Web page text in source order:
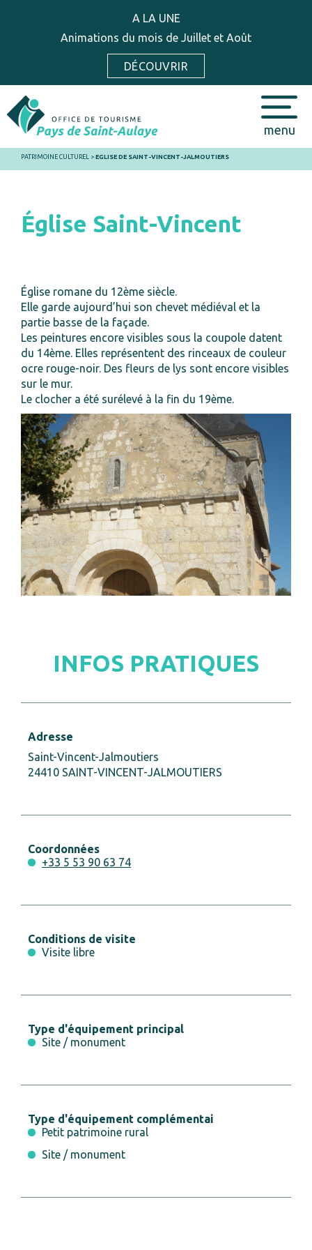
A LA UNE
Animations du mois de Juillet et Août
DÉCOUVRIR
menu
PATRIMOINE CULTUREL > EGLISE DE SAINT-VINCENT-JALMOUTIERS
Église Saint-Vincent
Église romane du 12ème siècle.
Elle garde aujourd’hui son chevet médiéval et la
partie basse de la façade.
Les peintures encore visibles sous la coupole datent
du 14ème. Elles représentent des rinceaux de couleur
ocre rouge-noir. Des fleurs de lys sont encore visibles
sur le mur.
Le clocher a été surélevé à la fin du 19ème.
INFOS PRATIQUES
Adresse
Saint-Vincent-Jalmoutiers
24410 SAINT-VINCENT-JALMOUTIERS
Coordonnées
+33 5 53 90 63 74
Conditions de visite
Visite libre
Type d'équipement principal
Site / monument
Type d'équipement complémentai
Petit patrimoine rural
Site / monument